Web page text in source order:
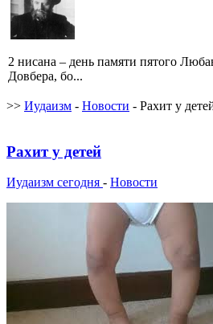
2 нисана – день памяти пятого
Довбера, бо...
>> Иудаизм - Новости - Рахит у
Рахит у детей
Иудаизм сегодня - Новости